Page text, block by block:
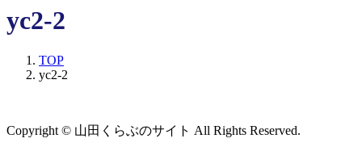
yc2-2
TOP
yc2-2
Copyright © 山田くらぶのサイト All Rights Reserved.